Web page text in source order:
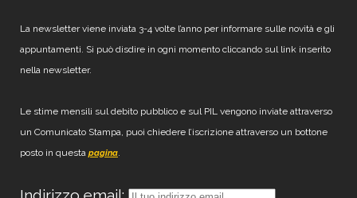
La newsletter viene inviata 3-4 volte l’anno per informare sulle novità e gli
appuntamenti. Si può disdire in ogni momento cliccando sul link inserito
nella newsletter.
Le stime mensili sul debito pubblico e sul PIL vengono inviate attraverso
un Comunicato Stampa, puoi chiedere l’iscrizione attraverso un bottone
posto in questa pagina.